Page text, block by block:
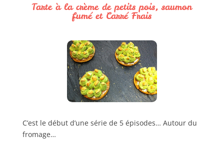
Tarte à la crème de petits pois, saumon
fumé et Carré Frais
C’est le début d’une série de 5 épisodes… Autour du
fromage…